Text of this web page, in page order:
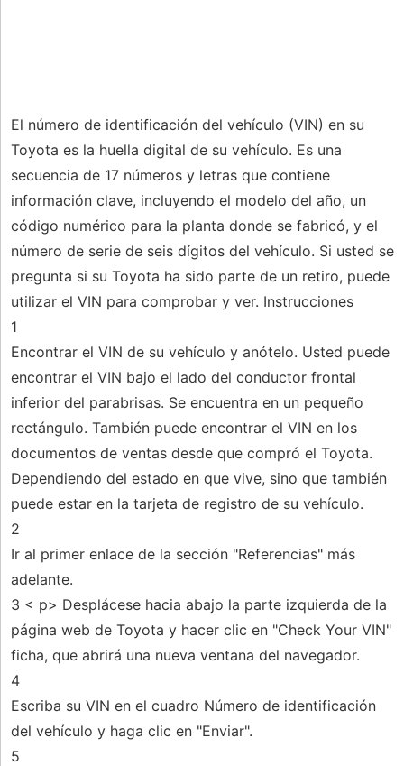
El número de identificación del vehículo (VIN) en su
Toyota es la huella digital de su vehículo. Es una
secuencia de 17 números y letras que contiene
información clave, incluyendo el modelo del año, un
código numérico para la planta donde se fabricó, y el
número de serie de seis dígitos del vehículo. Si usted se
pregunta si su Toyota ha sido parte de un retiro, puede
utilizar el VIN para comprobar y ver. Instrucciones
1
Encontrar el VIN de su vehículo y anótelo. Usted puede
encontrar el VIN bajo el lado del conductor frontal
inferior del parabrisas. Se encuentra en un pequeño
rectángulo. También puede encontrar el VIN en los
documentos de ventas desde que compró el Toyota.
Dependiendo del estado en que vive, sino que también
puede estar en la tarjeta de registro de su vehículo.
2
Ir al primer enlace de la sección "Referencias" más
adelante.
3 < p> Desplácese hacia abajo la parte izquierda de la
página web de Toyota y hacer clic en "Check Your VIN"
ficha, que abrirá una nueva ventana del navegador.
4
Escriba su VIN en el cuadro Número de identificación
del vehículo y haga clic en "Enviar".
5